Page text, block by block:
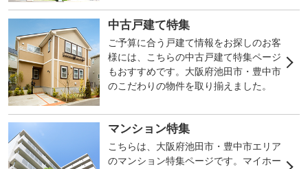
私たちの希望価格で
リしました。
こんなことなら最初
からお願いしていた
ら良かったと。
対応もスピーディー
で良かったです。
中古戸建て特集
ご予算に合う戸建て情報をお探しのお客
様には、こちらの中古戸建て特集ページ
もおすすめです。大阪府池田市・豊中市
のこだわりの物件を取り揃えました。
マンション特集
こちらは、大阪府池田市・豊中市エリア
のマンション特集ページです。マイホー